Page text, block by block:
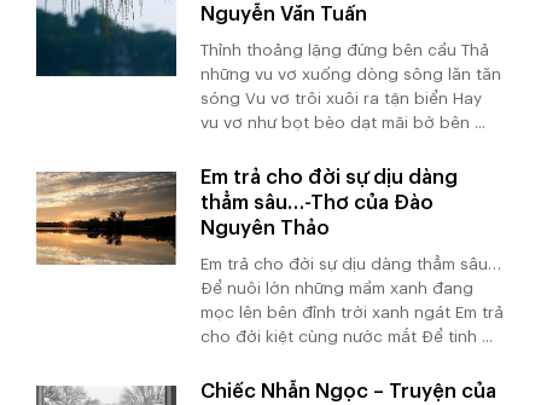
Nguyễn Văn Tuấn
Thỉnh thoảng lặng đứng bên cầu Thả
những vu vơ xuống dòng sông lăn tăn
sóng Vu vơ trôi xuôi ra tận biển Hay
vu vơ như bọt bèo dạt mãi bờ bên ...
Em trả cho đời sự dịu dàng
thẳm sâu…-Thơ của Đào
Nguyên Thảo
Em trả cho đời sự dịu dàng thẳm sâu…
Để nuôi lớn những mầm xanh đang
mọc lên bên đỉnh trời xanh ngát Em trả
cho đời kiệt cùng nước mắt Để tinh ...
Chiếc Nhẫn Ngọc – Truyện của